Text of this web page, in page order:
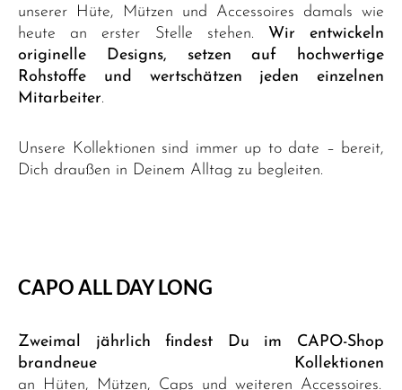
unserer Hüte, Mützen und Accessoires damals wie
heute an erster Stelle stehen. Wir entwickeln
originelle Designs, setzen auf hochwertige
Rohstoffe und wertschätzen jeden einzelnen
Mitarbeiter.
Unsere Kollektionen sind immer up to date – bereit,
Dich draußen in Deinem Alltag zu begleiten.
CAPO ALL DAY LONG
Zweimal jährlich findest Du im CAPO-Shop
brandneue Kollektionen
an
Hüten, Mützen, Caps und weiteren Accessoires.